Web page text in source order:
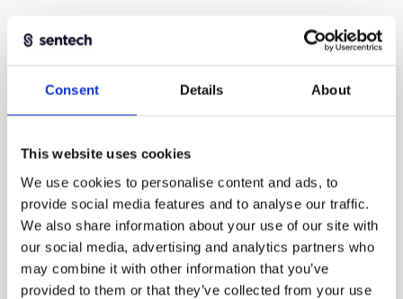
Consent Details About
This website uses cookies
We use cookies to personalise content and ads, to
provide social media features and to analyse our traffic.
We also share information about your use of our site with
our social media, advertising and analytics partners who
may combine it with other information that you’ve
provided to them or that they’ve collected from your use
Ons doel is om bezoekers van onze website te
voorzien van informatie die zo relevant mogelijk is
zoveel mogelijk aan iedere bezoeker aan te passen.
Dit doen we niet alleen via de inhoud van onze
die worden getoond.
Om deze aanpassingen te kunnen maken, proberen
wij op basis van onze websites die jij bezoekt op
internet een beeld te krijgen van uw vermoedelijke
interesses zonder een naar een persoon
herleidbaar profiel op te bouwen. Op basis van deze